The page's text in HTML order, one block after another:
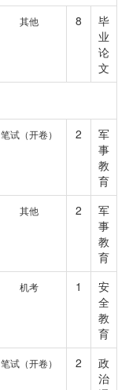
其他 8
毕
业
论
文
笔试（开卷） 2
军
事
教
育
其他 2
军
事
教
育
机考 1
安
全
教
育
笔试（开卷） 2
政
治